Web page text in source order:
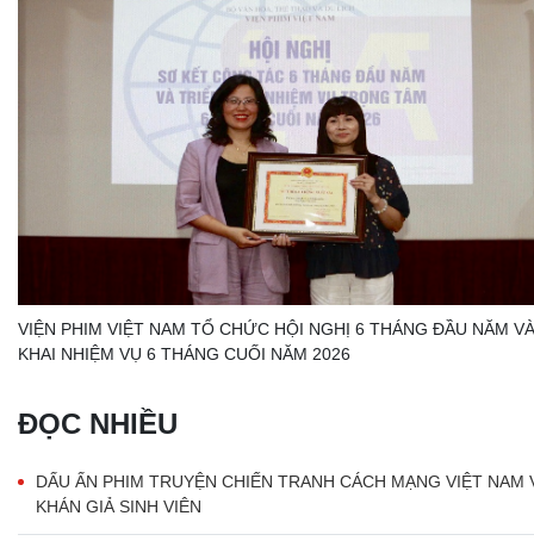
VIỆN PHIM VIỆT NAM TỔ CHỨC HỘI NGHỊ 6 THÁNG ĐẦU NĂM
KHAI NHIỆM VỤ 6 THÁNG CUỐI NĂM 2026
ĐỌC NHIỀU
DẤU ẤN PHIM TRUYỆN CHIẾN TRANH CÁCH MẠNG VIỆT NAM
KHÁN GIẢ SINH VIÊN